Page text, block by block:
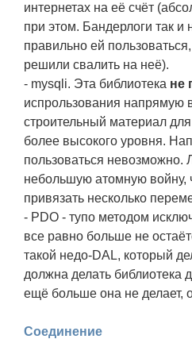
интернетах на её счёт
при этом. Бандерлоги так и
правильно ей
решили свалить на неё).
- mysqli. Эта библиотека не
испрользования напрямую
строительный материал
более высокого уровня.
пользоваться невозможно.
небольшую атомную войну,
привязать несколько
- PDO - тупо методом
все равно больше не
такой недо-DAL, который
должна делать библиотека
ещё больше она не делает,
Соединение